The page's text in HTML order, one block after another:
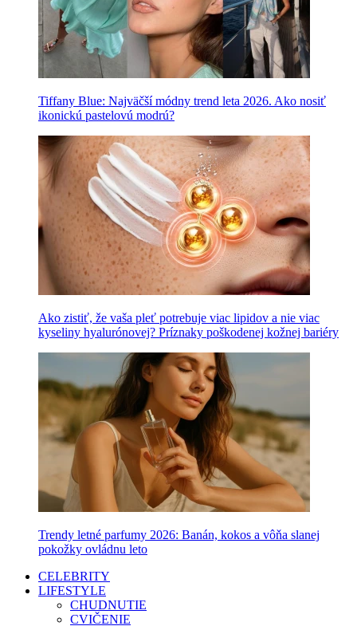
Tiffany Blue: Najväčší módny trend leta 2026. Ako nosiť
ikonickú pastelovú modrú?
Ako zistiť, že vaša pleť potrebuje viac lipidov a nie viac
kyseliny hyalurónovej? Príznaky poškodenej kožnej bariéry
Trendy letné parfumy 2026: Banán, kokos a vôňa slanej
pokožky ovládnu leto
CELEBRITY
LIFESTYLE
CHUDNUTIE
CVIČENIE